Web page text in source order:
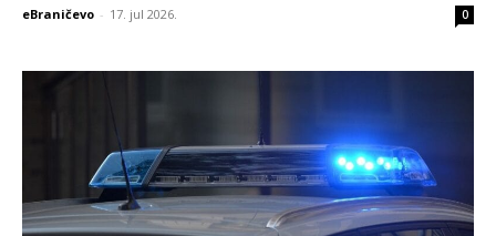
eBraničevo - 17. jul 2026. 0